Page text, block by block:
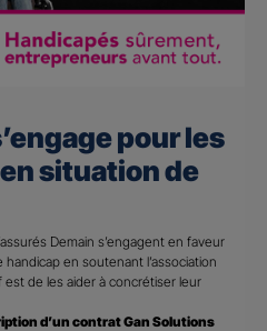
pour les
situation de
Demain s’engagent en faveur
en soutenant l’association
est de les aider à concrétiser leur
d’un contrat Gan Solutions